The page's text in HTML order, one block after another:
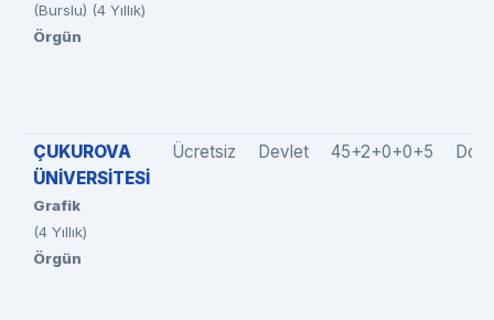
(Burslu) (4 Yıllık)
Örgün
ÇUKUROVA
ÜNİVERSİTESİ
Grafik
(4 Yıllık)
Örgün
Ücretsiz Devlet 45+2+0+0+5